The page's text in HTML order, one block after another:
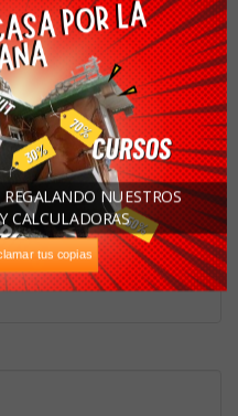
abajo, y nosotros
como sea posible.
1 2 3
4
tus copias
NUESTROS
CALCULADORAS